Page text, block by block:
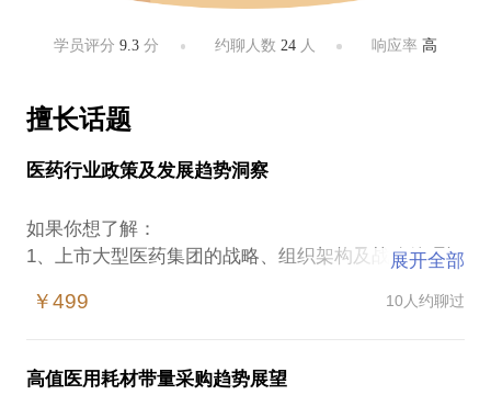
学员评分9.3 分 约聊人数 24人 响应率 高
擅长话题
医药行业政策及发展趋势洞察
如果你想了解：
1、上市大型医药集团的战略、组织架构及战略管理运
2、仿制药一致性评价、两票制、零加成、带量采购、
3、国内外医药流通行业现状和未来发展趋势（药品/
医疗器械/中药材/中药饮片/配方颗粒）；
展开全部
￥499 10人约聊过
高值医用耗材带量采购趋势展望